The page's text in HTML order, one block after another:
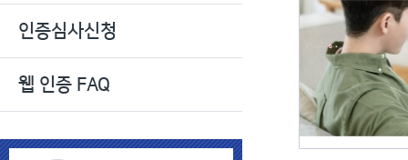
인증심사신청
웹 인증 FAQ
검